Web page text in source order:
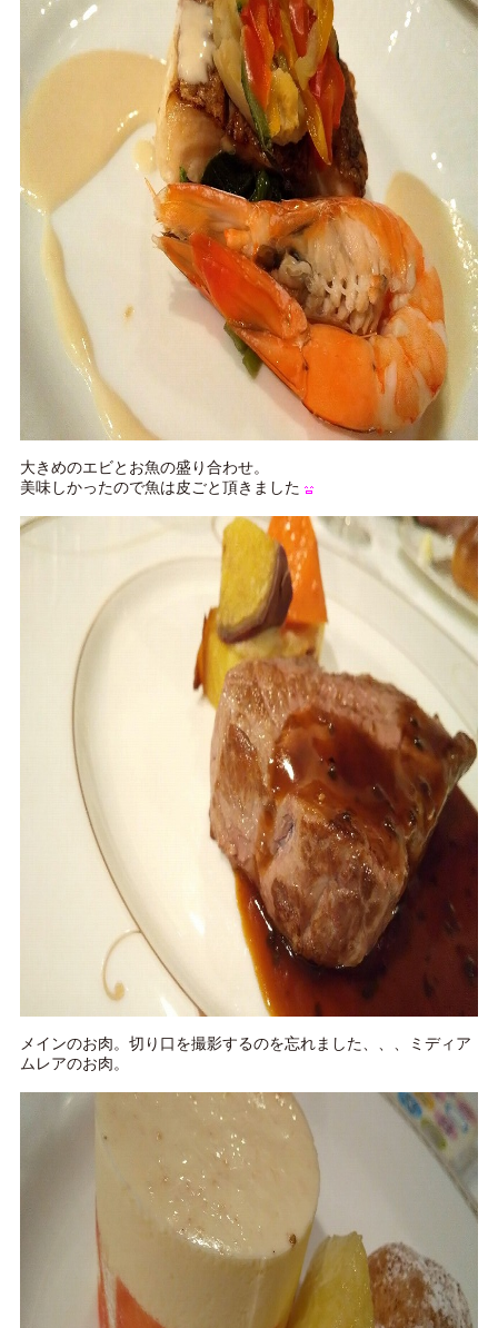
大きめのエビとお魚の盛り合わせ。
美味しかったので魚は皮ごと頂きました
メインのお肉。切り口を撮影するのを忘れました、、、ミディア
ムレアのお肉。